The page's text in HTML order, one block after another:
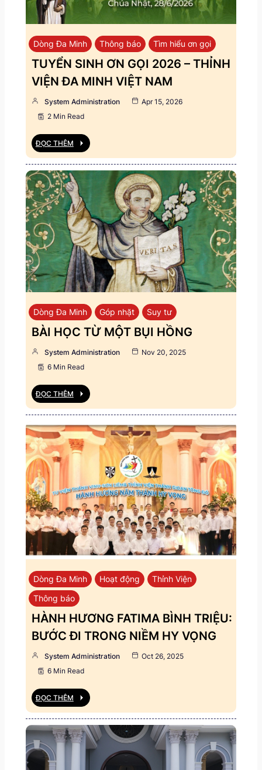
Dòng Đa Minh Thông báo Tìm hiểu ơn gọi
TUYỂN SINH ƠN GỌI 2026 – THỈNH
VIỆN ĐA MINH VIỆT NAM
System Administration
Apr 15, 2026
2 Min Read
ĐỌC THÊM
Dòng Đa Minh Góp nhặt Suy tư
BÀI HỌC TỪ MỘT BỤI HỒNG
System Administration
Nov 20, 2025
6 Min Read
ĐỌC THÊM
Dòng Đa Minh Hoạt động
Thỉnh Viện
Thông báo
HÀNH HƯƠNG FATIMA BÌNH TRIỆU:
BƯỚC ĐI TRONG NIỀM HY VỌNG
System Administration
Oct 26, 2025
6 Min Read
ĐỌC THÊM